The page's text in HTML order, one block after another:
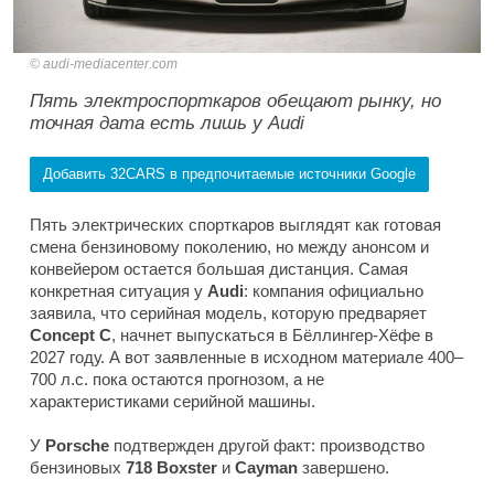
audi-mediacenter.com
Пять электроспорткаров обещают рынку, но
точная дата есть лишь у Audi
Добавить 32CARS в предпочитаемые источники Google
Пять электрических спорткаров выглядят как готовая
смена бензиновому поколению, но между анонсом и
конвейером остается большая дистанция. Самая
конкретная ситуация у Audi: компания официально
заявила, что серийная модель, которую предваряет
Concept C, начнет выпускаться в Бёллингер-Хёфе в
2027 году. А вот заявленные в исходном материале 400–
700 л.с. пока остаются прогнозом, а не
характеристиками серийной машины.
У Porsche подтвержден другой факт: производство
бензиновых 718 Boxster и Cayman завершено.